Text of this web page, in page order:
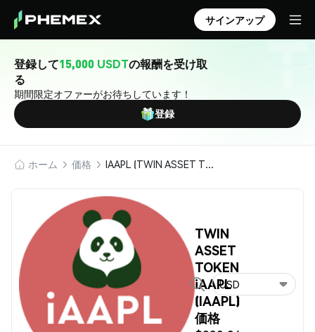
サインアップ
登録して15,000 USDTの報酬を受け取
る
期間限定オファーがお待ちしています！
登録
ホーム 価格 IAAPL (TWIN ASSET TOKEN iAAPL)
TWIN
ASSET
TOKEN
iAAPL
(IAAPL)
価格
USD